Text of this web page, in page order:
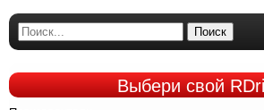
Поиск
Выберисвой